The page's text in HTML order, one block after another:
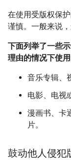
在使用受版权保
谨慎。一般来说
下面列举了一些
理由的情况下使
音乐专辑、
电影、电视
漫画书、卡
片。
鼓动他人侵犯